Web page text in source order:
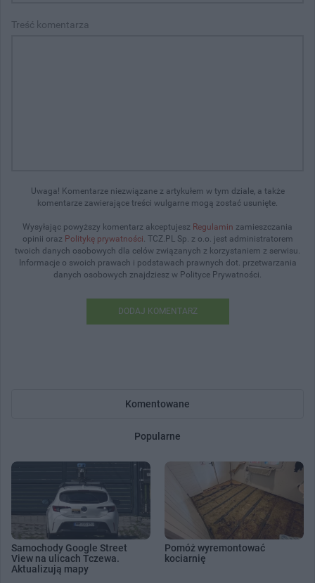
Treść komentarza
Uwaga! Komentarze niezwiązane z artykułem w tym dziale, a także
komentarze zawierające treści wulgarne mogą zostać usunięte.
Wysyłając powyższy komentarz akceptujesz Regulamin zamieszczania
opinii oraz Politykę prywatności. TCZ.PL Sp. z o.o. jest administratorem
twoich danych osobowych dla celów związanych z korzystaniem z serwisu.
Informacje o swoich prawach i podstawach prawnych dot. przetwarzania
danych osobowych znajdziesz w Polityce Prywatności.
DODAJ KOMENTARZ
Komentowane
Popularne
Samochody Google Street
View na ulicach Tczewa.
Aktualizują mapy
Pomóż wyremontować
kociarnię